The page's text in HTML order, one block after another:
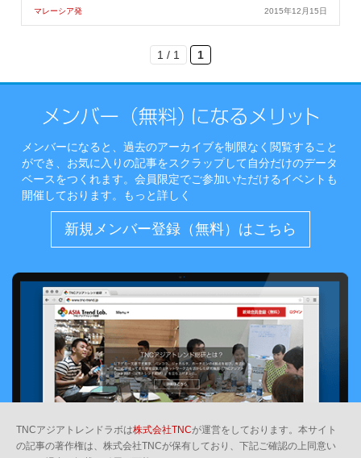
マレーシア発 2015年12月15日
1 / 1 1
メンバーになると、過去のアーカイブを制限なく閲覧すること
ができ、お気に入りの記事をスクラップして自分だけのデータ
ベースをつくれます。会員限定でご参加いただけるイベントも
開催しております。
もっと詳しく
新規メンバー登録（無料）はこちら
TNCアジアトレンドラボは株式会社TNCが運営をしております。本サイト
の記事の著作権は、株式会社TNCが保有しており、下記ご確認の上同意い